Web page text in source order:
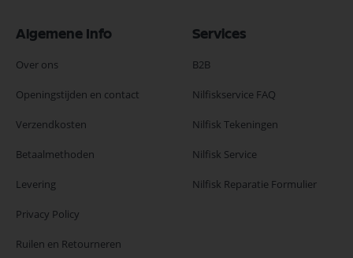
Algemene Info
Over ons
Openingstijden en contact
Verzendkosten
Betaalmethoden
Levering
Privacy Policy
Ruilen en Retourneren
Services
B2B
Nilfiskservice FAQ
Nilfisk Tekeningen
Nilfisk Service
Nilfisk Reparatie Formulier